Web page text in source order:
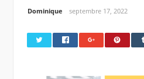
Dominique septembre 17, 2022